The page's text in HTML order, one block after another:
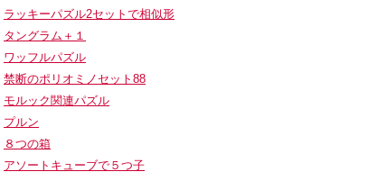
ラッキーパズル2セットで相似形
タングラム＋１
ワッフルパズル
禁断のポリオミノセット88
モルック関連パズル
プルン
８つの箱
アソートキューブで５つ子